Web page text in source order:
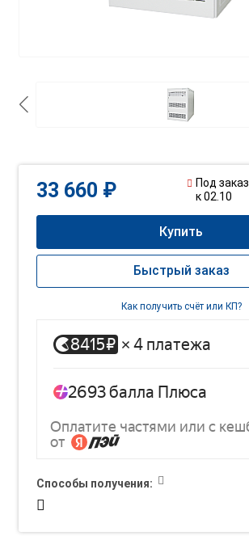
33 660 ₽
Под заказ
к 02.10
Купить
Быстрый заказ
Как получить счёт или КП?
Способы получения: